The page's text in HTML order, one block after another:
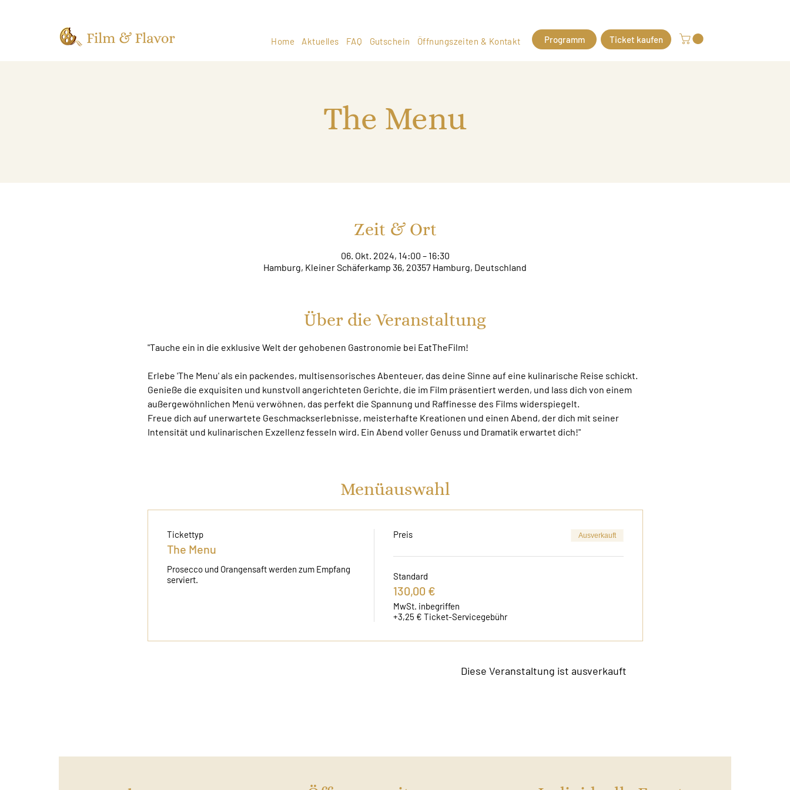
Home Aktuelles FAQ Gutschein Öffnungszeiten & Kontakt Programm Ticket kaufen
The Menu
Zeit & Ort
06. Okt. 2024, 14:00 – 16:30
Hamburg, Kleiner Schäferkamp 36, 20357 Hamburg, Deutschland
Über die Veranstaltung
"Tauche ein in die exklusive Welt der gehobenen Gastronomie bei EatTheFilm!
Erlebe 'The Menu' als ein packendes, multisensorisches Abenteuer, das deine Sinne auf eine kulinarische Reise schickt.
Genieße die exquisiten und kunstvoll angerichteten Gerichte, die im Film präsentiert werden, und lass dich von einem
außergewöhnlichen Menü verwöhnen, das perfekt die Spannung und Raffinesse des Films widerspiegelt.
Freue dich auf unerwartete Geschmackserlebnisse, meisterhafte Kreationen und einen Abend, der dich mit seiner
Intensität und kulinarischen Exzellenz fesseln wird. Ein Abend voller Genuss und Dramatik erwartet dich!"
Menüauswahl
Tickettyp
The Menu
Prosecco und Orangensaft werden zum Empfang
serviert.
Preis Ausverkauft
Standard
130,00 €
MwSt. inbegriffen
+3,25 € Ticket-Servicegebühr
Diese Veranstaltung ist ausverkauft